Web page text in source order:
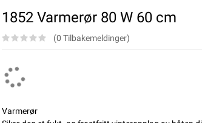
1852 Varmerør 80 W 60 cm
(0 Tilbakemeldinger)
Varmerør